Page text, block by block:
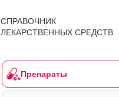
СПРАВОЧНИК
ЛЕКАРСТВЕННЫХ СРЕДСТВ
Препараты